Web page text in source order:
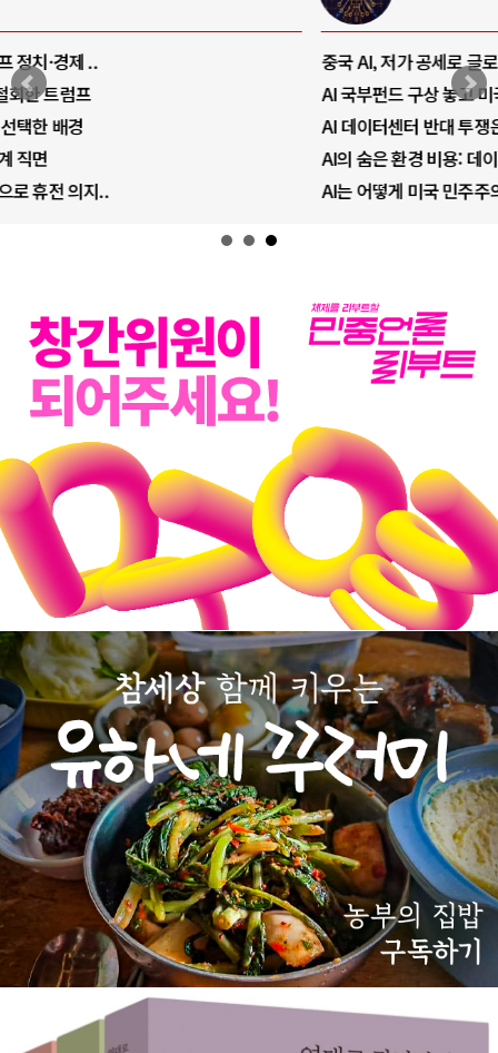
중국 AI, 저가 공세로 글로벌 토큰 시..
AI 국부펀드 구상 놓고 미국 진보진영 ..
AI 데이터센터 반대 투쟁은 새로운 글로..
AI의 숨은 환경 비용: 데이터센터 확산..
AI는 어떻게 미국 민주주의를 잠식하고 ..